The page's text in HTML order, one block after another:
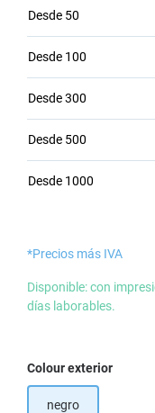
Desde 50
Desde 100
Desde300
Desde 500
Desde 1000
*Precios más IVA
Disponible: con
días laborables.
Seleccione
Colour exterior
negro